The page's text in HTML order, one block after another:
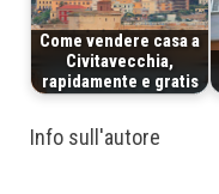
Come vendere casa a
Civitavecchia,
rapidamente e gratis
Info sull'autore